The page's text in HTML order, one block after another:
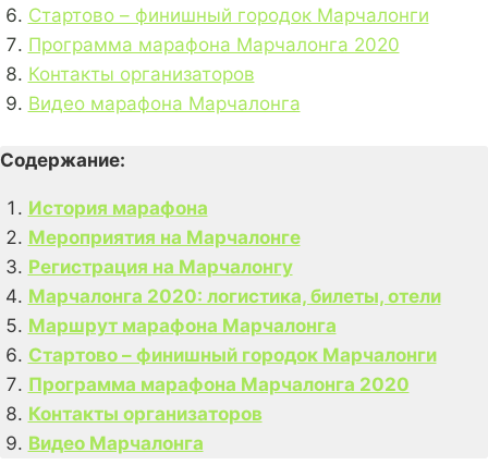
Стартово – финишный городок Марчалонги
Программа марафона Марчалонга 2020
Контакты организаторов
Видео марафона Марчалонга
Содержание:
История марафона
Мероприятия на Марчалонге
Регистрация на Марчалонгу
Марчалонга 2020: логистика, билеты, отели
Маршрут марафона Марчалонга
Стартово – финишный городок Марчалонги
Программа марафона Марчалонга 2020
Контакты организаторов
Видео Марчалонга